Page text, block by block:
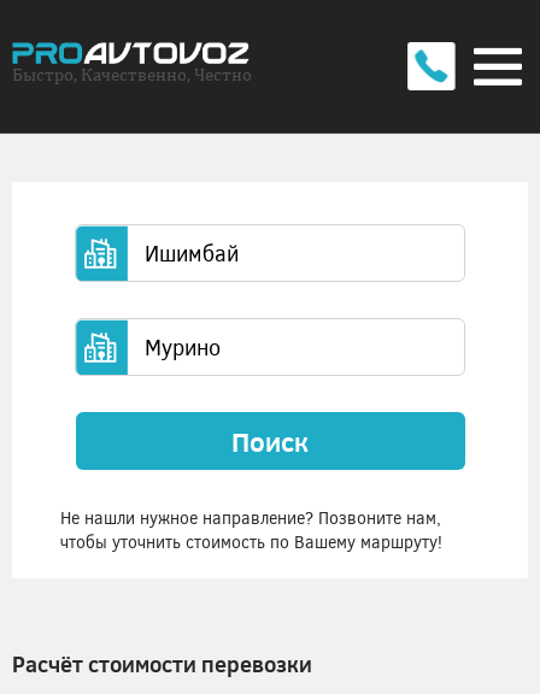
Быстро, Качественно, Честно
Поиск
Не нашли нужное направление? Позвоните нам,
чтобы уточнить стоимость по Вашему маршруту!
Расчёт стоимости перевозки